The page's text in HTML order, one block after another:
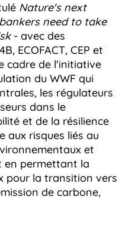
Nature's next
need to take
- avec des
ECOFACT, CEP et
cadre de l'initiative
du WWF qui
les régulateurs
dans le
et de la résilience
aux risques liés au
et
en permettant la
pour la transition vers
de carbone,